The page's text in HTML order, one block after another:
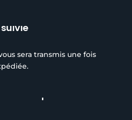
sera transmis une fois
de l’empreinte